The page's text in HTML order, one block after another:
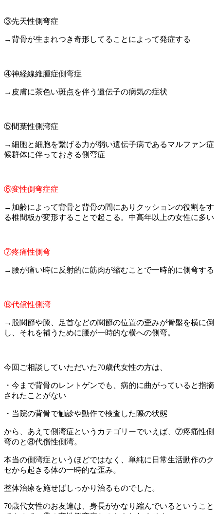
③先天性側弯症
→背骨が生まれつき奇形してることによって発症する
④神経線維腫症側弯症
→皮膚に茶色い斑点を伴う遺伝子の病気の症状
⑤間葉性側湾症
→細胞と細胞を繋げる力が弱い遺伝子病であるマルファン症
候群体に伴っておきる側弯症
⑥変性側弯症症
→加齢によって背骨と背骨の間にありクッションの役割をす
る椎間板が変形することで起こる。中高年以上の女性に多い
⑦疼痛性側弯
→腰が痛い時に反射的に筋肉が縮むことで一時的に側弯する
⑧代償性側湾
→股関節や膝、足首などの関節の位置の歪みが骨盤を横に倒
し、それを補うために腰が一時的な横への側弯。
今回ご相談していただいた70歳代女性の方は、
・今まで背骨のレントゲンでも、病的に曲がっていると指摘
されたことがない
・当院の背骨で触診や動作で検査した際の状態
から、あえて側湾症というカテゴリーでいえば、⑦疼痛性側
弯のと⑧代償性側湾。
本当の側湾症というほどではなく、単純に日常生活動作のク
セから起きる体の一時的な歪み。
整体治療を施せばしっかり治るものでした。
70歳代女性のお友達は、身長がかなり縮んでいるということ